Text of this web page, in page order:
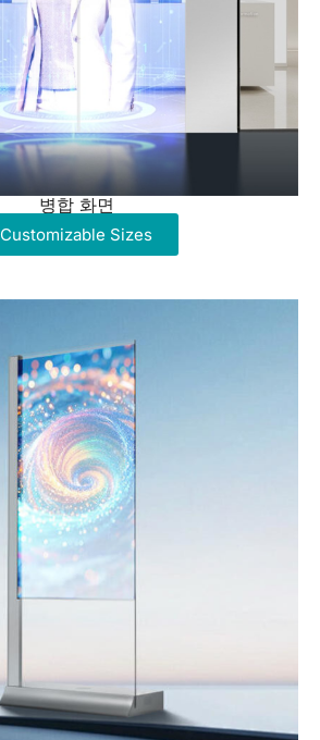
병합 화면
Customizable Sizes